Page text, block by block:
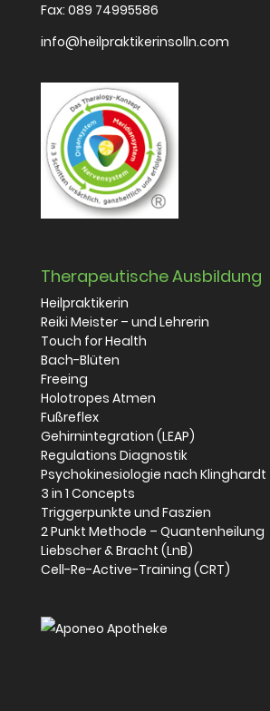
Fax: 089 74995586
info@heilpraktikerinsolln.com
Therapeutische Ausbildung
Heilpraktikerin
Reiki Meister – und Lehrerin
Touch for Health
Bach-Blüten
Freeing
Holotropes Atmen
Fußreflex
Gehirnintegration (LEAP)
Regulations Diagnostik
Psychokinesiologie nach Klinghardt
3 in 1 Concepts
Triggerpunkte und Faszien
2 Punkt Methode – Quantenheilung
Liebscher & Bracht (LnB)
Cell-Re-Active-Training (CRT)